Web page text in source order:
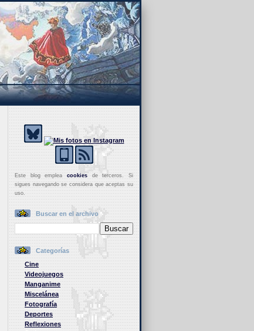
Este blog empleacookies de terceros. Si
sigues navegando se considera que aceptas su
uso.
Buscar en el archivo
Categorías
Cine
Videojuegos
Manganime
Miscelánea
Fotografía
Deportes
Reflexiones